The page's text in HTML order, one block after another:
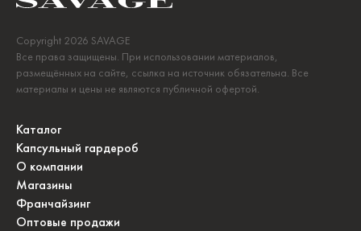
Copyright 2026 SAVAGE
Все права защищены. При использовании материалов,
размещённых на сайте, ссылка на источник обязательна. Все
материалы и цены не являются публичной офертой.
Каталог
Капсульный гардероб
О компании
Магазины
Франчайзинг
Оптовые продажи